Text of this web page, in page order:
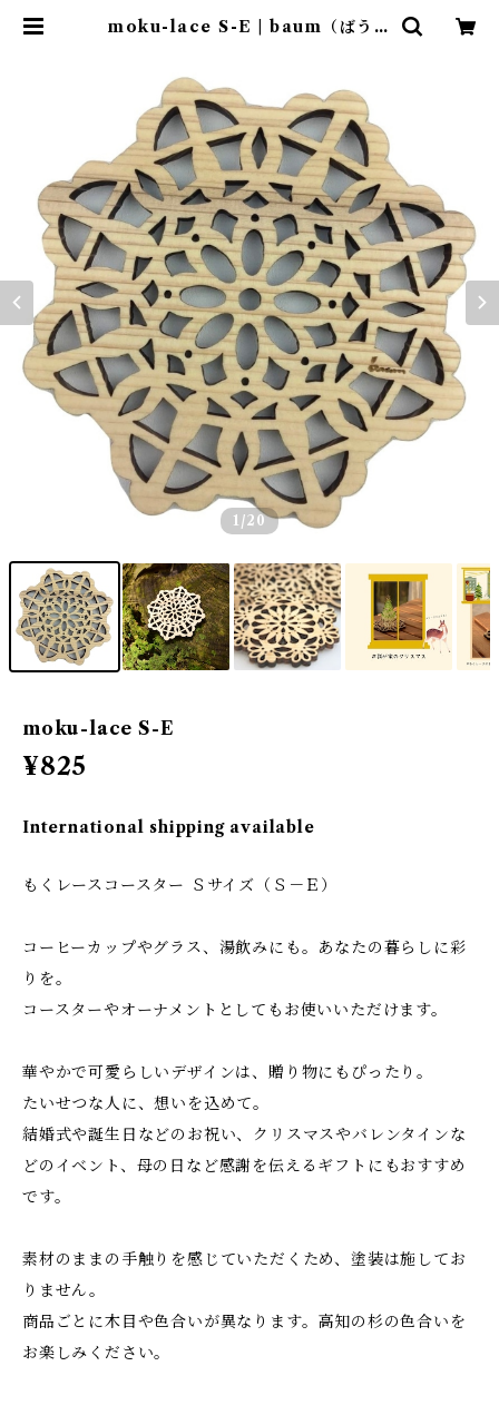
moku-lace S-E | baum（ばうむ
1 /20
moku-lace S-E
¥825
International shipping available
もくレースコースター Ｓサイズ（Ｓ－Ｅ）
コーヒーカップやグラス、湯飲みにも。あなたの暮らしに彩
りを。
コースターやオーナメントとしてもお使いいただけます。
華やかで可愛らしいデザインは、贈り物にもぴったり。
たいせつな人に、想いを込めて。
結婚式や誕生日などのお祝い、クリスマスやバレンタインな
どのイベント、母の日など感謝を伝えるギフトにもおすすめ
です。
素材のままの手触りを感じていただくため、塗装は施してお
りません。
商品ごとに木目や色合いが異なります。高知の杉の色合いを
お楽しみください。